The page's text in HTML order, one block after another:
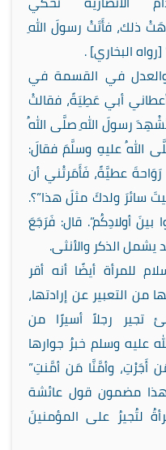
ذلك، فأَتَتْ رسولَ اللهِ
البخاري] .
في القسمة في
أبي عَطِيَةً، فقالتْ
رسولَ اللهِ صلَّى اللهُ
اللهُ عليهِ وسلَّمَ فقالَ:
عطيَّةً، فَأَمَرتْني أن
سائرَ ولدكَ مثلَ هذا”؟.
بينَ أولادِكُم”. قال: فَرَجَعَ
يشمل الذكر والأنثى.
للمرأة أيضًا أنه أقر
من التعبير عن إرادتها،
تجير رجلاً أسيرًا من
عليه وسلم خبرُ جوارها
أَجَرْتِ، وأمَّنَّا مَن أمَّنتِ”
مضمون قول عائشة
لتُجيرُ على المؤمنينَ